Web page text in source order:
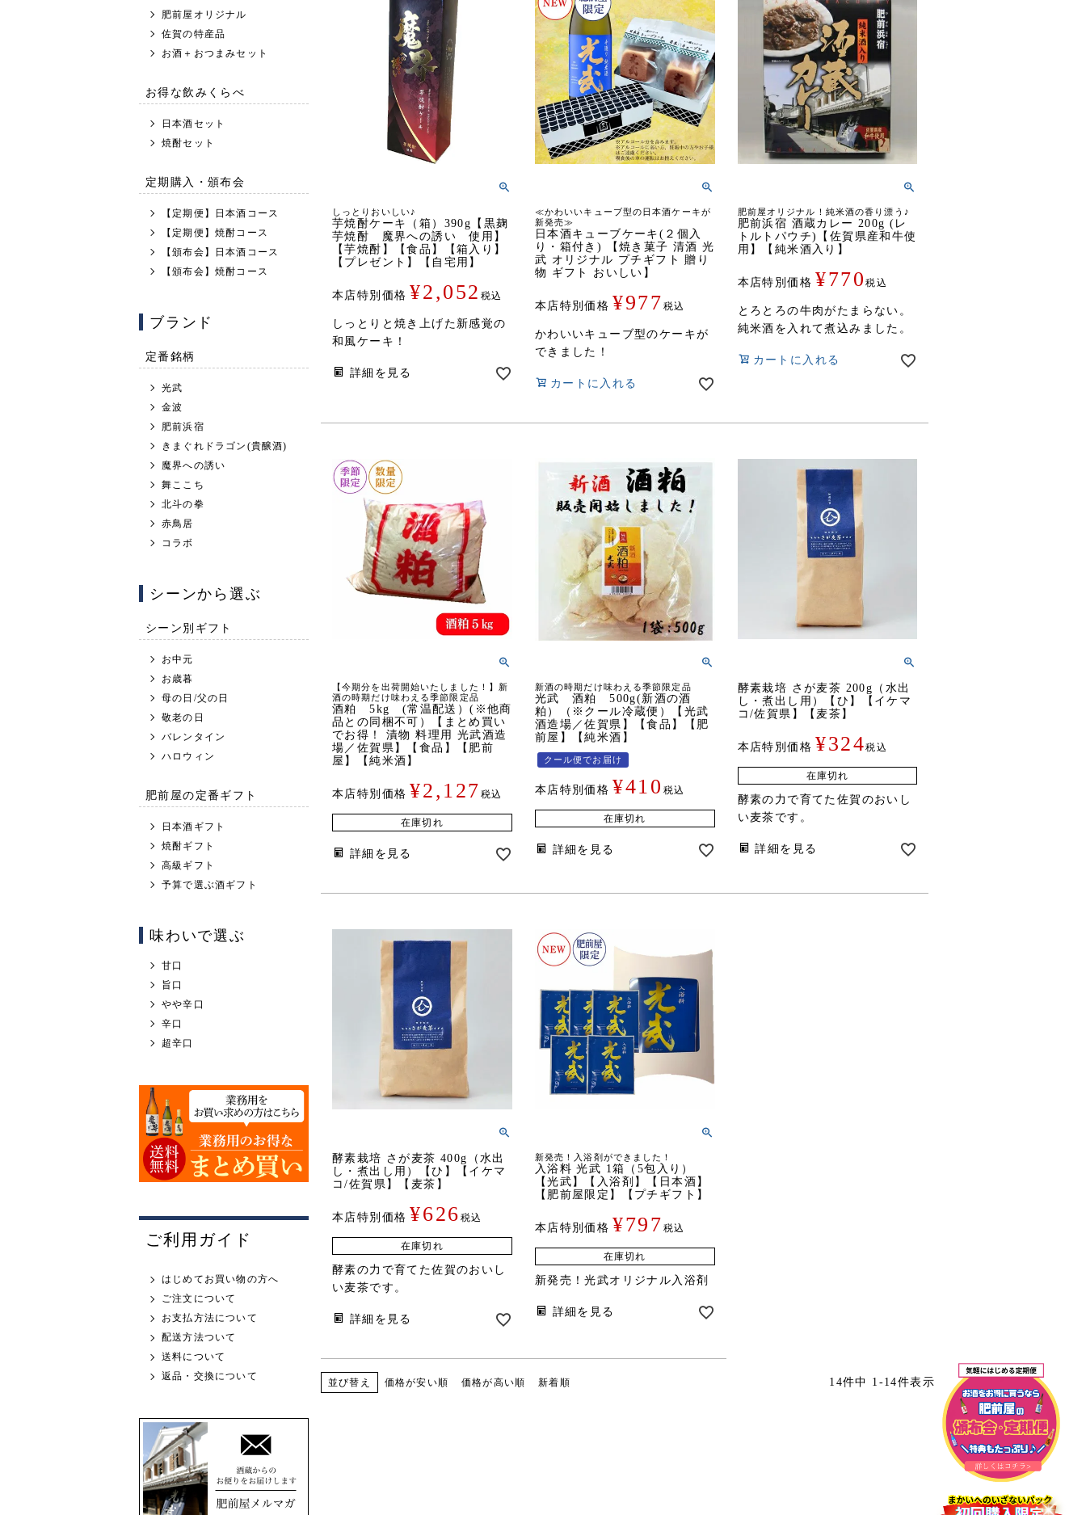
肥前屋オリジナル
佐賀の特産品
お酒＋おつまみセット
お得な飲みくらべ
日本酒セット
焼酎セット
定期購入・頒布会
【定期便】日本酒コース
【定期便】焼酎コース
【頒布会】日本酒コース
【頒布会】焼酎コース
ブランド
定番銘柄
光武
金波
肥前浜宿
きまぐれドラゴン(貴醸酒)
魔界への誘い
舞ここち
北斗の拳
赤鳥居
コラボ
シーンから選ぶ
シーン別ギフト
お中元
お歳暮
母の日/父の日
敬老の日
バレンタイン
ハロウィン
肥前屋の定番ギフト
日本酒ギフト
焼酎ギフト
高級ギフト
予算で選ぶ酒ギフト
味わいで選ぶ
甘口
旨口
やや辛口
辛口
超辛口
ご利用ガイド
はじめてお買い物の方へ
ご注文について
お支払方法について
配送方法ついて
送料について
返品・交換について
しっとりおいしい♪
芋焼酎ケーキ（箱）390g【黒麹
芋焼酎 魔界への誘い 使用】
【芋焼酎】【食品】【箱入り】
【プレゼント】【自宅用】
本店特別価格 ¥2,052税込
しっとりと焼き上げた新感覚の
和風ケーキ！
詳細を見る
≪かわいいキューブ型の日本酒ケーキが
新発売≫
日本酒キューブケーキ(２個入
り・箱付き) 【焼き菓子 清酒 光
武 オリジナル プチギフト 贈り
物 ギフト おいしい】
本店特別価格 ¥977 税込
かわいいキューブ型のケーキが
できました！
カートに入れる
肥前屋オリジナル！純米酒の香り漂う♪
肥前浜宿 酒蔵カレー 200g (レ
トルトパウチ)【佐賀県産和牛使
用】【純米酒入り】
本店特別価格 ¥770税込
とろとろの牛肉がたまらない。
純米酒を入れて煮込みました。
カートに入れる
【今期分を出荷開始いたしました！】新
酒の時期だけ味わえる季節限定品
酒粕 5kg (常温配送）(※他商
品との同梱不可）【まとめ買い
でお得！ 漬物 料理用 光武酒造
場／佐賀県】【食品】【肥前
屋】【純米酒】
本店特別価格 ¥2,127税込
在庫切れ
詳細を見る
新酒の時期だけ味わえる季節限定品
光武 酒粕 500g(新酒の酒
粕）（※クール冷蔵便）【光武
酒造場／佐賀県】【食品】【肥
前屋】【純米酒】
クール便でお届け
本店特別価格 ¥410 税込
在庫切れ
詳細を見る
酵素栽培 さが麦茶 200g（水出
し・煮出し用）【ひ】【イケマ
コ/佐賀県】【麦茶】
本店特別価格 ¥324税込
在庫切れ
酵素の力で育てた佐賀のおいし
い麦茶です。
詳細を見る
酵素栽培 さが麦茶 400g（水出
し・煮出し用）【ひ】【イケマ
コ/佐賀県】【麦茶】
本店特別価格 ¥626 税込
在庫切れ
酵素の力で育てた佐賀のおいし
い麦茶です。
詳細を見る
新発売！入浴剤ができました！
入浴料 光武 1箱（5包入り）
【光武】【入浴剤】【日本酒】
【肥前屋限定】【プチギフト】
本店特別価格 ¥797 税込
在庫切れ
新発売！光武オリジナル入浴剤
詳細を見る
並び替え 価格が安い順 価格が高い順 新着順 14件中 1 -14件表示